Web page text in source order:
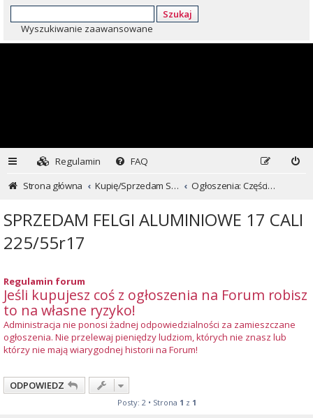
Szukaj
Wyszukiwanie zaawansowane
Regulamin
FAQ
Strona główna
Kupię/Sprzedam Subaru i nie tylko... Ogłoszenia: Części i inne
SPRZEDAM FELGI ALUMINIOWE 17 CALI
225/55r17
Regulamin forum
Jeśli kupujesz coś z ogłoszenia na Forum robisz
to na własne ryzyko!
Administracja nie ponosi żadnej odpowiedzialności za zamieszczane
ogłoszenia. Nie przelewaj pieniędzy ludziom, których nie znasz lub
którzy nie mają wiarygodnej historii na Forum!
ODPOWIEDZ
Posty: 2 • Strona 1 z 1